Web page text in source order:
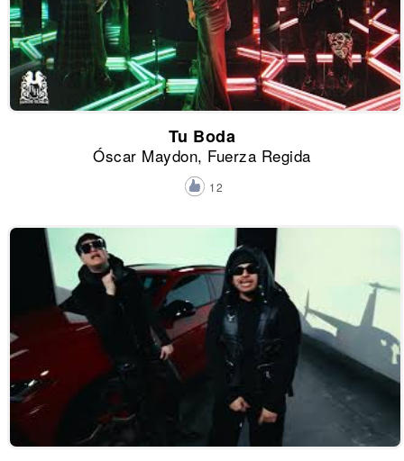
Tu Boda
Óscar Maydon, Fuerza Regida
12